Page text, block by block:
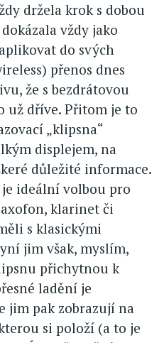
držela krok s dobou
vždy jako
do svých
přenos dnes
že s bezdrátovou
už dříve. Přitom je to
„klipsna“
displejem, na
důležité informace.
je ideální volbou pro
klarinet či
s klasickými
jim však, myslím,
přichytnou k
ladění je
jim pak zobrazují na
si položí (a to je